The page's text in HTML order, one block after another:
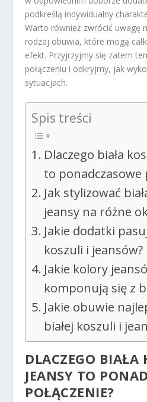
podkreślą indywidualny
Warto również zwrócić uwagę
rodzaj obuwia, które mogą
efekt. Przyjrzyjmy się zatem
połączeniu i odkryjmy, jak
sytuacjach.
Spis treści
Dlaczego biała
to ponadczasowe
Jak stylizować
jeansy na różne
Jakie dodatki
koszuli i jeansów?
Jakie kolory
komponują się z
Jakie obuwie
białej koszuli i
DLACZEGO BIAŁA
JEANSY TO
POŁĄCZENIE?